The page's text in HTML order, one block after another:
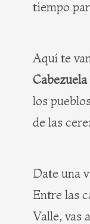
tiempo
Aquí te
los
de las
Date una
Entre las
Valle, vas